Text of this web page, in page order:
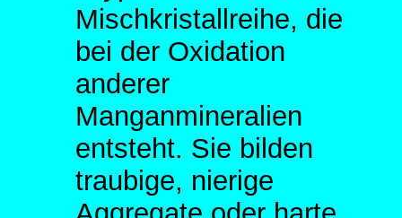
Mischkristallreihe, die
bei der Oxidation
anderer
Manganmineralien
entsteht. Sie bilden
traubige, nierige